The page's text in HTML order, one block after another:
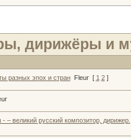
дирижёры и
разных эпох и стран Fleur [ 1 2 ]
– великий русский композитор, дирижер.